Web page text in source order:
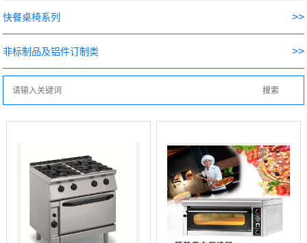
快餐桌椅系列 >>
非标制品及铝件订制类 >>